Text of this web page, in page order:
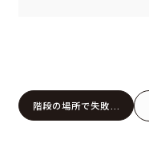
階段の場所で失敗し
ない間取りの選び方